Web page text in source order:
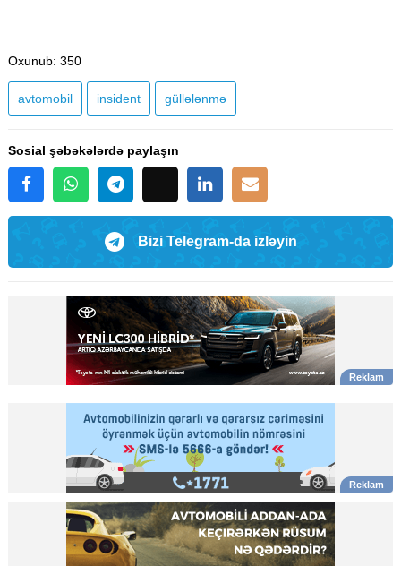
Oxunub: 350
avtomobil insident güllələnmə
Sosial şəbəkələrdə paylaşın
Bizi Telegram-da izləyin